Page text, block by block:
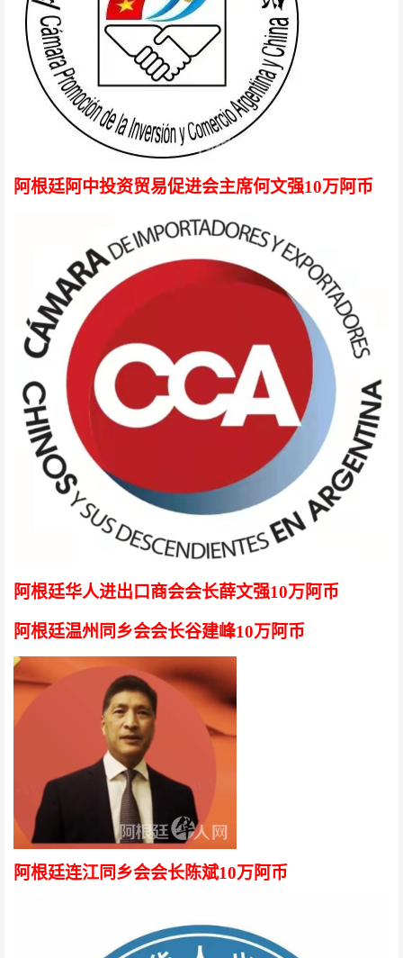
阿根廷阿中投资贸易促进会主席何文强10万阿币
阿根廷华人进出口商会会长薛文强10万阿币
阿根廷温州同乡会会长谷建峰10万阿币
阿根廷连江同乡会会长陈斌10万阿币